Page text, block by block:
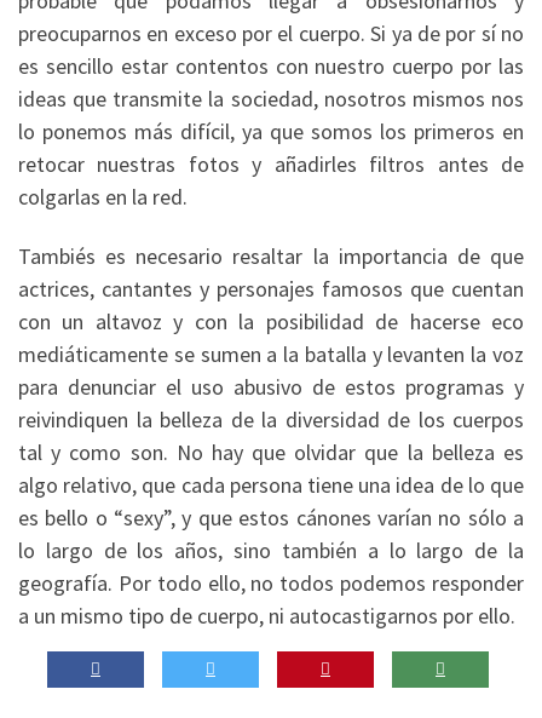
preocuparnos en exceso por el cuerpo. Si ya de por sí no
es sencillo estar contentos con nuestro cuerpo por las
ideas que transmite la sociedad, nosotros mismos nos
lo ponemos más difícil, ya que somos los primeros en
retocar nuestras fotos y añadirles filtros antes de
colgarlas en la red.
Tambiés es necesario resaltar la importancia de que
actrices, cantantes y personajes famosos que cuentan
con un altavoz y con la posibilidad de hacerse eco
mediáticamente se sumen a la batalla y levanten la voz
para denunciar el uso abusivo de estos programas y
reivindiquen la belleza de la diversidad de los cuerpos
tal y como son. No hay que olvidar que la belleza es
algo relativo, que cada persona tiene una idea de lo que
es bello o “sexy”, y que estos cánones varían no sólo a
lo largo de los años, sino también a lo largo de la
geografía. Por todo ello, no todos podemos responder
a un mismo tipo de cuerpo, ni autocastigarnos por ello.